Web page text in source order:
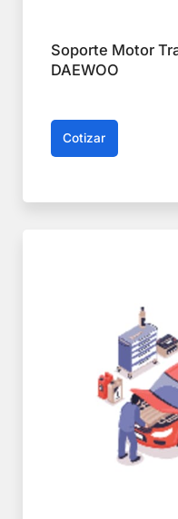
Soporte Motor
DAEWOO
Cotizar